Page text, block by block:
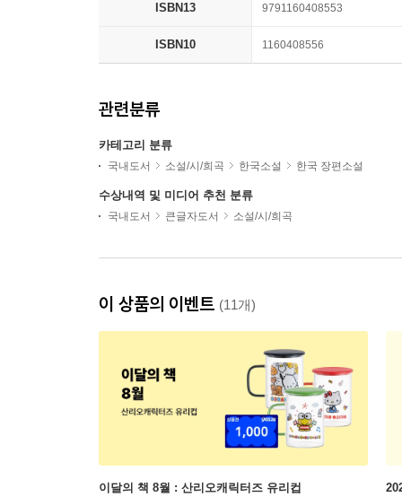
ISBN13 9791160408553
ISBN10 1160408556
관련분류
카테고리 분류
국내도서 소설/시/희곡 한국소설 한국 장편소설
수상내역 및 미디어 추천 분류
국내도서 큰글자도서 소설/시/희곡
이 상품의 이벤트 (11개)
이달의 책 8월 : 산리오캐릭터즈 유리컵